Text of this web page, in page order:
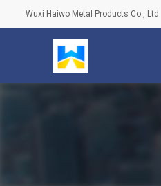
Wuxi Haiwo Metal Products Co., Ltd.